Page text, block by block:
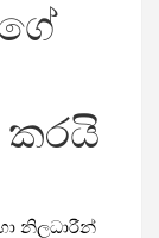
නිලධාරීන්